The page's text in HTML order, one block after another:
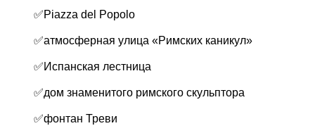
✅Piazza del Popolo
✅атмосферная улица «Римских каникул»
✅Испанская лестница
✅дом знаменитого римского скульптора
✅фонтан Треви